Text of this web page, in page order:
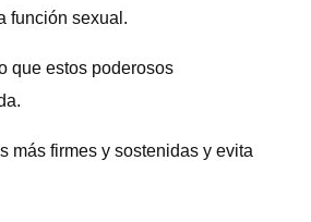
función sexual.
que estos poderosos
más firmes y sostenidas y evita